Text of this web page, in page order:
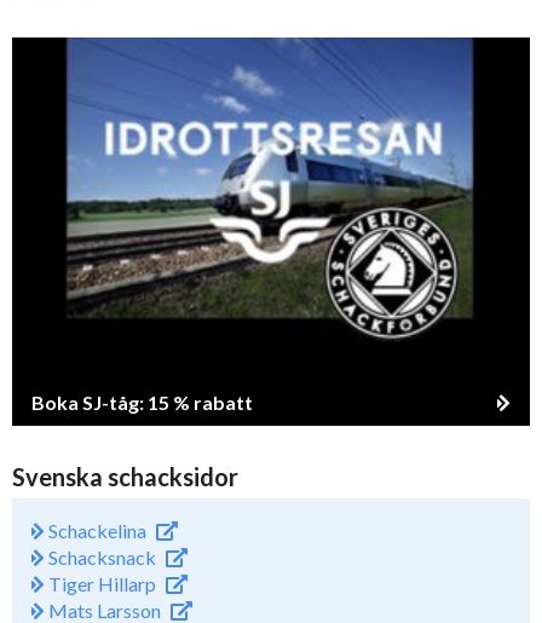
Boka SJ-tåg: 15 % rabatt
Svenska schacksidor
Schackelina
Schacksnack
Tiger Hillarp
Mats Larsson